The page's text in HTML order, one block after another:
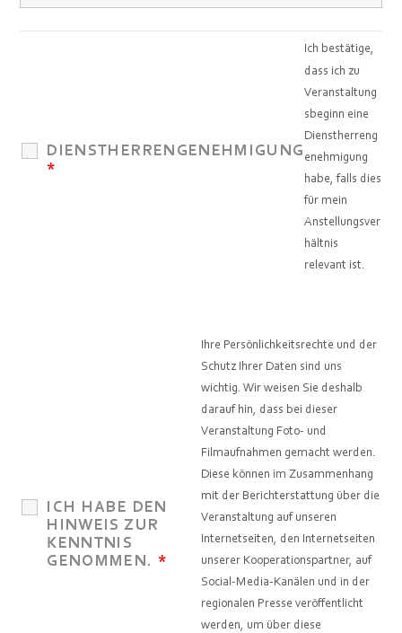
DIENSTHERRENGENEHMIGUNG
*
Ich bestätige,
dass ich zu
Veranstaltung
sbeginn eine
Dienstherreng
enehmigung
habe, falls dies
für mein
Anstellungsver
hältnis
relevant ist.
ICH HABE DEN
HINWEIS ZUR
KENNTNIS
GENOMMEN. *
Ihre Persönlichkeitsrechte und der
Schutz Ihrer Daten sind uns
wichtig. Wir weisen Sie deshalb
darauf hin, dass bei dieser
Veranstaltung Foto- und
Filmaufnahmen gemacht werden.
Diese können im Zusammenhang
mit der Berichterstattung über die
Veranstaltung auf unseren
Internetseiten, den Internetseiten
unserer Kooperationspartner, auf
Social-Media-Kanälen und in der
regionalen Presse veröffentlicht
werden, um über diese